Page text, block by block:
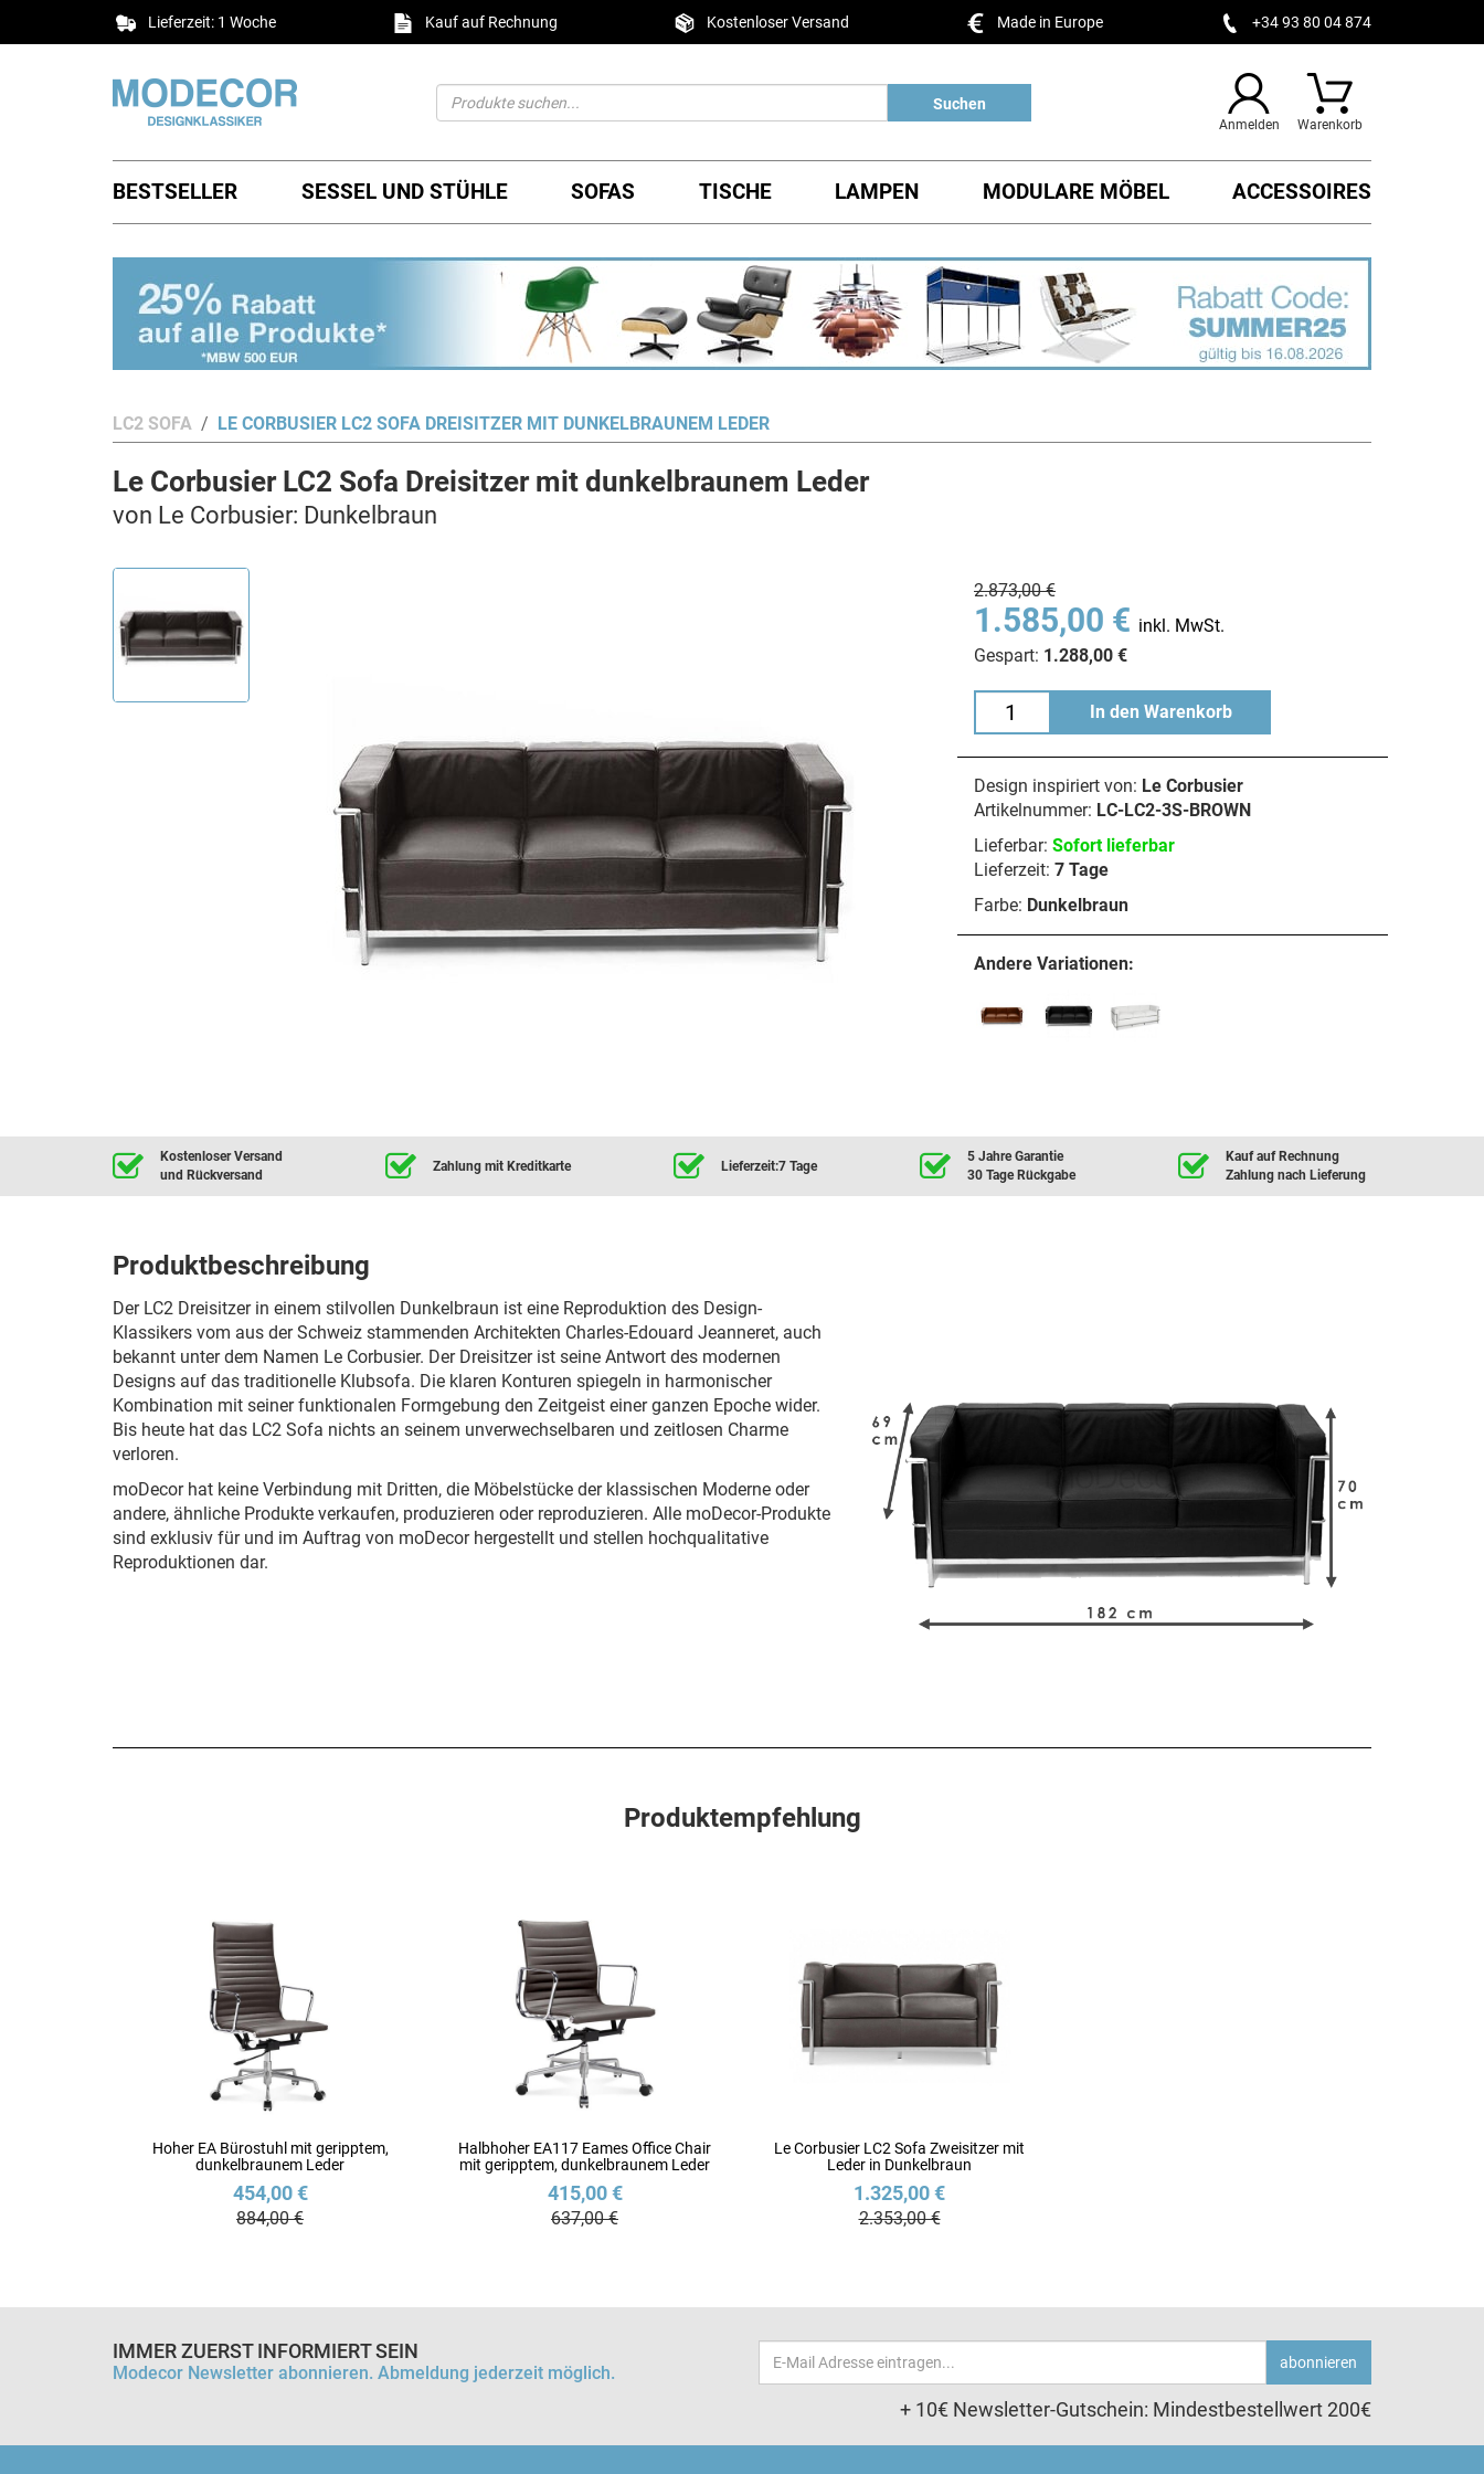
Lieferzeit: 1 Woche Kauf auf Rechnung Kostenloser Versand Made in Europe +34 93 80 04 874
Suchen
Anmelden Warenkorb
BESTSELLER SESSEL UND STÜHLE SOFAS TISCHE LAMPEN MODULARE MÖBEL ACCESSOIRES
LC2 SOFA LE CORBUSIER LC2 SOFA DREISITZER MIT DUNKELBRAUNEM LEDER
Le Corbusier LC2 Sofa Dreisitzer mit dunkelbraunem Leder
von Le Corbusier: Dunkelbraun
2.873,00 €
1.585,00 € inkl. MwSt.
Gespart: 1.288,00 €
In den Warenkorb
Design inspiriert von: Le Corbusier
Artikelnummer: LC-LC2-3S-BROWN
Lieferbar: Sofort lieferbar
Lieferzeit: 7 Tage
Farbe: Dunkelbraun
Andere Variationen:
Kostenloser Versand
und Rückversand
Zahlung mit Kreditkarte Lieferzeit:7 Tage
5 Jahre Garantie
30 Tage Rückgabe
Kauf auf Rechnung
Zahlung nach Lieferung
Produktbeschreibung
Der LC2 Dreisitzer in einem stilvollen Dunkelbraun ist eine Reproduktion des Design-
Klassikers vom aus der Schweiz stammenden Architekten Charles-Edouard Jeanneret, auch
bekannt unter dem Namen Le Corbusier. Der Dreisitzer ist seine Antwort des modernen
Designs auf das traditionelle Klubsofa. Die klaren Konturen spiegeln in harmonischer
Kombination mit seiner funktionalen Formgebung den Zeitgeist einer ganzen Epoche wider.
Bis heute hat das LC2 Sofa nichts an seinem unverwechselbaren und zeitlosen Charme
verloren.
moDecor hat keine Verbindung mit Dritten, die Möbelstücke der klassischen Moderne oder
andere, ähnliche Produkte verkaufen, produzieren oder reproduzieren. Alle moDecor-Produkte
sind exklusiv für und im Auftrag von moDecor hergestellt und stellen hochqualitative
Reproduktionen dar.
Produktempfehlung
Hoher EA Bürostuhl mit geripptem,
dunkelbraunem Leder
454,00 €
884,00 €
Halbhoher EA117 Eames Office Chair
mit geripptem, dunkelbraunem Leder
415,00 €
637,00 €
Le Corbusier LC2 Sofa Zweisitzer mit
Leder in Dunkelbraun
1.325,00 €
2.353,00 €
IMMER ZUERST INFORMIERT SEIN
Modecor Newsletter abonnieren. Abmeldung jederzeit möglich.
Email-
Adresse
abonnieren
+ 10€ Newsletter-Gutschein: Mindestbestellwert 200€